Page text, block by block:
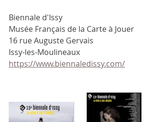
Biennale d'Issy
Musée Français de la Carte à Jouer
16 rue Auguste Gervais
Issy-les-Moulineaux
https://www.biennaledissy.com/